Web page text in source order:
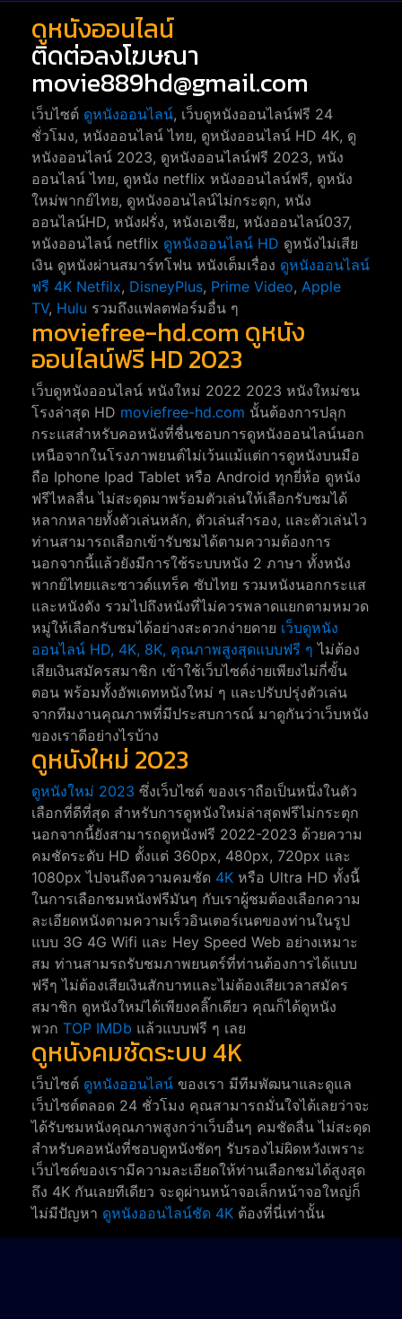
ดูหนังออนไลน์
ติดต่อลงโฆษณา
movie889hd@gmail.com
เว็บไซต์ ดูหนังออนไลน์, เว็บดูหนังออนไลน์ฟรี 24
ชั่วโมง, หนังออนไลน์ ไทย, ดูหนังออนไลน์ HD 4K, ดู
หนังออนไลน์ 2023, ดูหนังออนไลน์ฟรี 2023, หนัง
ออนไลน์ ไทย, ดูหนัง netflix หนังออนไลน์ฟรี, ดูหนัง
ใหม่พากย์ไทย, ดูหนังออนไลน์ไม่กระตุก, หนัง
ออนไลน์HD, หนังฝรั่ง, หนังเอเชีย, หนังออนไลน์037,
หนังออนไลน์ netflix ดูหนังออนไลน์ HD ดูหนังไม่เสีย
เงิน ดูหนังผ่านสมาร์ทโฟน หนังเต็มเรื่อง ดูหนังออนไลน์
ฟรี 4K Netfilx, DisneyPlus, Prime Video, Apple
TV, Hulu รวมถึงแฟลตฟอร์มอื่น ๆ
moviefree-hd.com ดูหนัง
ออนไลน์ฟรี HD 2023
เว็บดูหนังออนไลน์ หนังใหม่ 2022 2023 หนังใหม่ชน
โรงล่าสุด HD moviefree-hd.com นั้นต้องการปลุก
กระแสสำหรับคอหนังที่ชื่นชอบการดูหนังออนไลน์นอก
เหนือจากในโรงภาพยนต์ไม่เว้นแม้แต่การดูหนังบนมือ
ถือ Iphone Ipad Tablet หรือ Android ทุกยี่ห้อ ดูหนัง
ฟรีไหลลื่น ไม่สะดุดมาพร้อมตัวเล่นให้เลือกรับชมได้
หลากหลายทั้งตัวเล่นหลัก, ตัวเล่นสำรอง, และตัวเล่นไว
ท่านสามารถเลือกเข้ารับชมได้ตามความต้องการ
นอกจากนี้แล้วยังมีการใช้ระบบหนัง 2 ภาษา ทั้งหนัง
พากย์ไทยและซาวด์แทร็ค ซับไทย รวมหนังนอกกระแส
และหนังดัง รวมไปถึงหนังที่ไม่ควรพลาดแยกตามหมวด
หมู่ให้เลือกรับชมได้อย่างสะดวกง่ายดาย เว็บดูหนัง
ออนไลน์ HD, 4K, 8K, คุณภาพสูงสุดแบบฟรี ๆ ไม่ต้อง
เสียเงินสมัครสมาชิก เข้าใช้เว็บไซต์ง่ายเพียงไม่กี่ขั้น
ตอน พร้อมทั้งอัพเดทหนังใหม่ ๆ และปรับปรุ่งตัวเล่น
จากทีมงานคุณภาพที่มีประสบการณ์ มาดูกันว่าเว็บหนัง
ของเราดีอย่างไรบ้าง
ดูหนังใหม่ 2023
ดูหนังใหม่ 2023 ซึ่งเว็บไซต์ ของเราถือเป็นหนึ่งในตัว
เลือกที่ดีที่สุด สำหรับการดูหนังใหม่ล่าสุดฟรีไม่กระตุก
นอกจากนี้ยังสามารถดูหนังฟรี 2022-2023 ด้วยความ
คมชัดระดับ HD ตั้งแต่ 360px, 480px, 720px และ
1080px ไปจนถึงความคมชัด 4K หรือ Ultra HD ทั้งนี้
ในการเลือกชมหนังฟรีมันๆ กับเราผู้ชมต้องเลือกความ
ละเอียดหนังตามความเร็วอินเตอร์เนตของท่านในรูป
แบบ 3G 4G Wifi และ Hey Speed Web อย่างเหมาะ
สม ท่านสามรถรับชมภาพยนตร์ที่ท่านต้องการได้แบบ
ฟรีๆ ไม่ต้องเสียเงินสักบาทและไม่ต้องเสียเวลาสมัคร
สมาชิก ดูหนังใหม่ได้เพียงคลิ๊กเดียว คุณก็ได้ดูหนัง
พวก TOP IMDb แล้วแบบฟรี ๆ เลย
ดูหนังคมชัดระบบ 4K
เว็บไซต์ ดูหนังออนไลน์ ของเรา มีทีมพัฒนาและดูแล
เว็บไซต์ตลอด 24 ชั่วโมง คุณสามารถมั่นใจได้เลยว่าจะ
ได้รับชมหนังคุณภาพสูงกว่าเว็บอื่นๆ คมชัดลื่น ไม่สะดุด
สำหรับคอหนังที่ชอบดูหนังชัดๆ รับรองไม่ผิดหวังเพราะ
เว็บไซต์ของเรามีความละเอียดให้ท่านเลือกชมได้สูงสุด
ถึง 4K กันเลยทีเดียว จะดูผ่านหน้าจอเล็กหน้าจอใหญ่ก็
ไม่มีปัญหา ดูหนังออนไลน์ชัด 4K ต้องที่นี่เท่านั้น